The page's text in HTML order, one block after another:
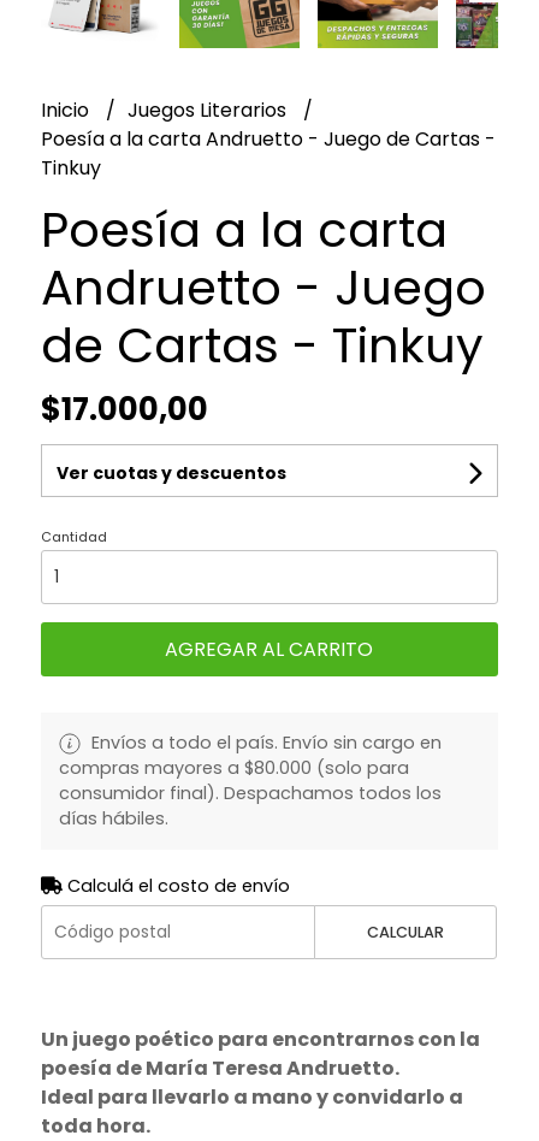
Inicio
Juegos Literarios
Poesía a la carta Andruetto - Juego de Cartas -
Tinkuy
Poesía a la carta
Andruetto - Juego
de Cartas - Tinkuy
$17.000,00
Ver cuotas y descuentos
Cantidad
AGREGAR AL CARRITO
Envíos a todo el país. Envío sin cargo en
compras mayores a $80.000 (solo para
consumidor final). Despachamos todos los
días hábiles.
Calculá el costo de envío
CALCULAR
Un juego poético para encontrarnos con la
poesía de María Teresa Andruetto.
Ideal para llevarlo a mano y convidarlo a
toda hora.